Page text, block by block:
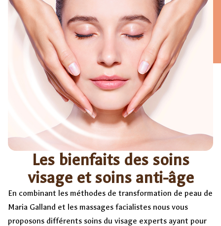
Les bienfaits des soins
visage et soins anti-âge
En combinant les méthodes de transformation de peau de
Maria Galland et les massages facialistes nous vous
proposons différents soins du visage experts ayant pour